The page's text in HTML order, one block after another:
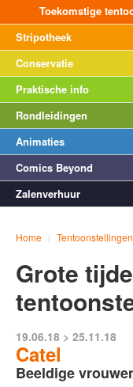
Toekomstige
Stripotheek
Conservatie
Praktische info
Rondleidingen
Animaties
Comics Beyond
Zalenverhuur
Home / Tentoonstellingen
Grote
19.06.18 > 25.11.18
Catel
Beeldige